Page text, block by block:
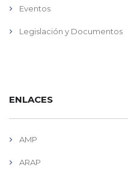
Eventos
Legislación y Documentos
ENLACES
AMP
ARAP